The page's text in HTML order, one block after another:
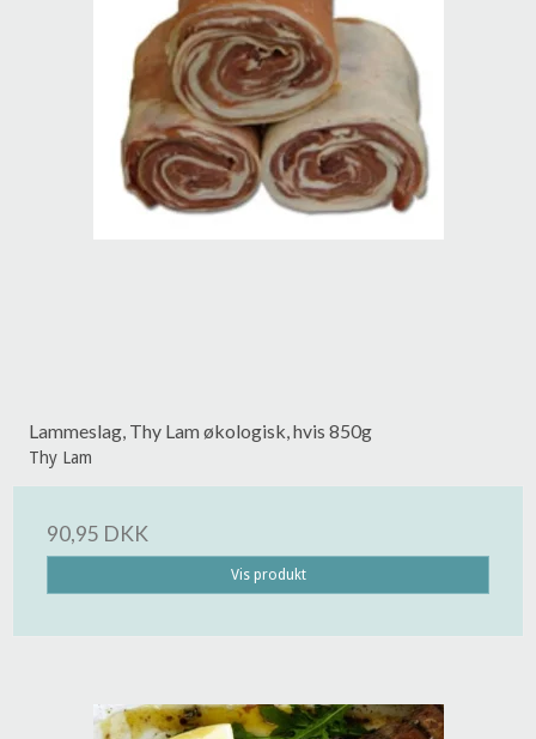
Lammeslag, Thy Lam økologisk, hvis 850g
Thy Lam
90,95 DKK
Vis produkt